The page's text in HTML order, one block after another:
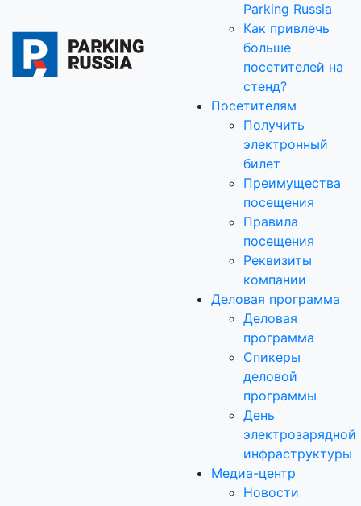
Parking Russia
Как привлечь
больше
посетителей на
стенд?
Посетителям
Получить
электронный
билет
Преимущества
посещения
Правила
посещения
Реквизиты
компании
Деловая программа
Деловая
программа
Спикеры
деловой
программы
День
электрозарядной
инфраструктуры
Медиа-центр
Новости